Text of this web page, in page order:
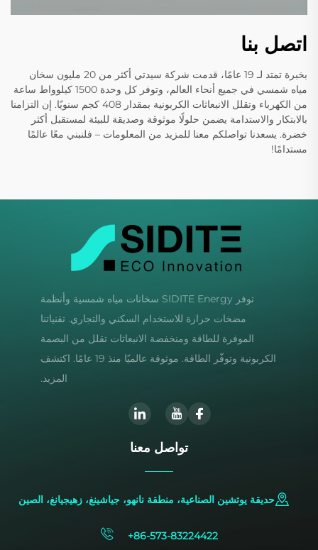
اتصل بنا
بخبرة تمتد لـ 19 عامًا، قدمت شركة سيدتي أكثر من 20 مليون سخان
مياه شمسي في جميع أنحاء العالم، وتوفر كل وحدة 1500 كيلوواط ساعة
من الكهرباء وتقلل الانبعاثات الكربونية بمقدار 408 كجم سنويًا. إن التزامنا
بالابتكار والاستدامة يضمن حلولًا موثوقة وصديقة للبيئة لمستقبل أكثر
خضرة. يسعدنا تواصلكم معنا للمزيد من المعلومات – فلنبني معًا عالمًا
مستدامًا!
توفر SIDITE Energy سخانات مياه شمسية وأنظمة
مضخات حرارة للاستخدام السكني والتجاري. تقنياتنا
الموفرة للطاقة ومنخفضة الانبعاثات تقلل من البصمة
الكربونية وتوفّر الطاقة. موثوقة عالميًا منذ 19 عامًا. اكتشف
المزيد.
تواصل معنا
حديقة يوتشين الصناعية، منطقة نانهو، جياشينغ، زهيجيانغ، الصين
+86-573-83224422